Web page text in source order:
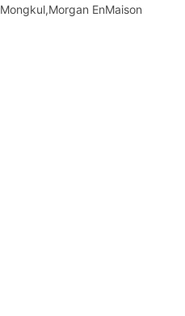
Mongkul,Morgan EnMaison